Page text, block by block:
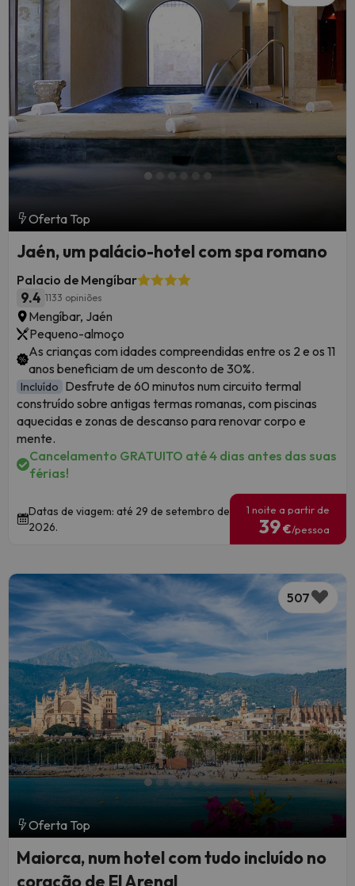
Oferta Top
Jaén, um palácio-hotel com spa romano
Palacio de Mengíbar
9.4 1133 opiniões
Mengíbar, Jaén
Pequeno-almoço
As crianças com idades compreendidas entre os 2 e os 11
anos beneficiam de um desconto de 30%.
Incluído Desfrute de 60 minutos num circuito termal
construído sobre antigas termas romanas, com piscinas
aquecidas e zonas de descanso para renovar corpo e
mente.
Cancelamento GRATUITO até 4 dias antes das suas
férias!
Datas de viagem: até 29 de setembro de
2026.
1 noite a partir de
39€/pessoa
507
Oferta Top
Maiorca, num hotel com tudo incluído no
coração de El Arenal